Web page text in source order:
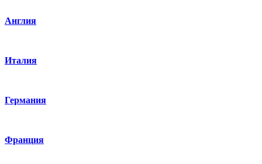
Англия
Италия
Германия
Франция